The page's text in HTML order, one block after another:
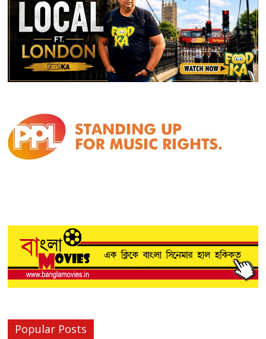
Popular Posts